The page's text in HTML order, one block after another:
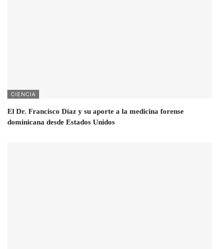
CIENCIA
El Dr. Francisco Díaz y su aporte a la medicina forense
dominicana desde Estados Unidos